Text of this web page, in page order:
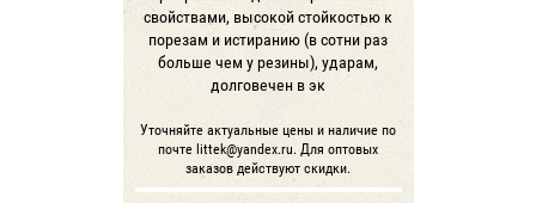
свойствами, высокой стойкостью к
порезам и истиранию (в сотни раз
больше чем у резины), ударам,
долговечен в эк
Уточняйте актуальные цены и наличие по
почте littek@yandex.ru. Для оптовых
заказов действуют скидки.